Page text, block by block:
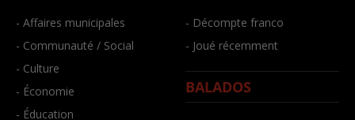
- Affaires municipales
- Communauté / Social
- Culture
- Économie
- Éducation
- Décompte franco
- Joué récemment
BALADOS